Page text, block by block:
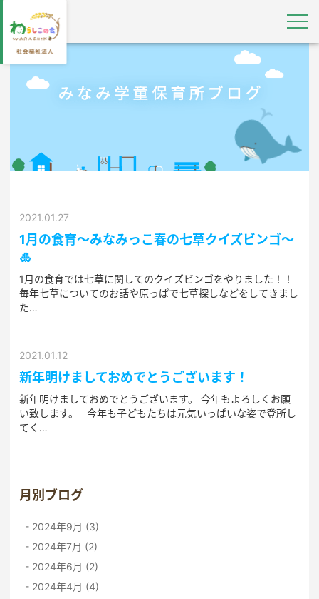
2021.01.27
1月の食育～みなみっこ春の七草クイズビンゴ～
🎍
1月の食育では七草に関してのクイズビンゴをやりました！！
毎年七草についてのお話や原っぱで七草探しなどをしてきまし
た…
2021.01.12
新年明けましておめでとうございます！
新年明けましておめでとうございます。 今年もよろしくお願
い致します。 今年も子どもたちは元気いっぱいな姿で登所し
てく…
月別ブログ
2024年9月 (3)
2024年7月 (2)
2024年6月 (2)
2024年4月 (4)